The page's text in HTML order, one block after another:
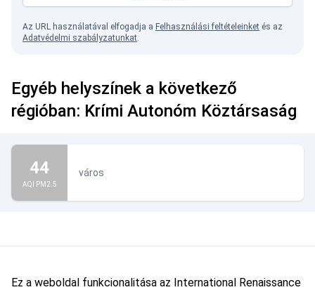
Az URL használatával elfogadja a Felhasználási feltételeinket és az
Adatvédelmi szabályzatunkat.
Egyéb helyszínek a következő
régióban: Krími Autonóm Köztársaság
44
AQI PM2.5
város
Ez a weboldal funkcionalitása az International Renaissance